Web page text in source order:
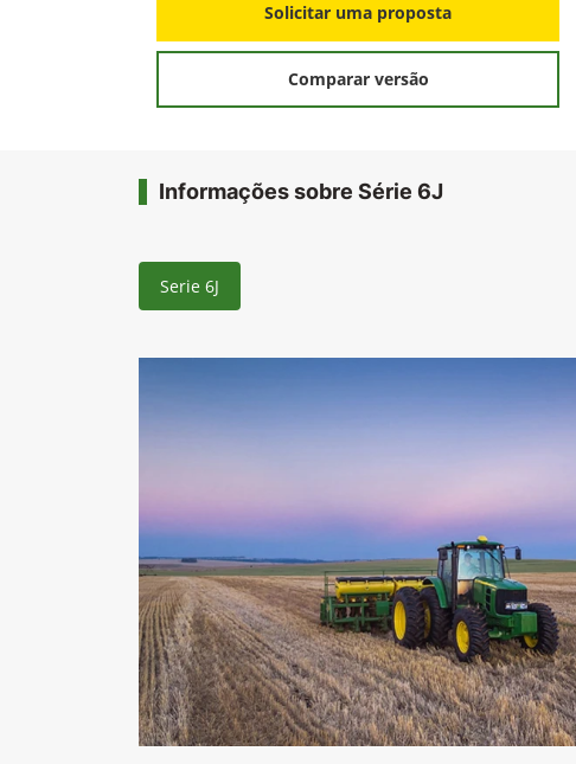
Solicitar uma proposta
Comparar versão
Informações sobre Série 6J
Serie 6J